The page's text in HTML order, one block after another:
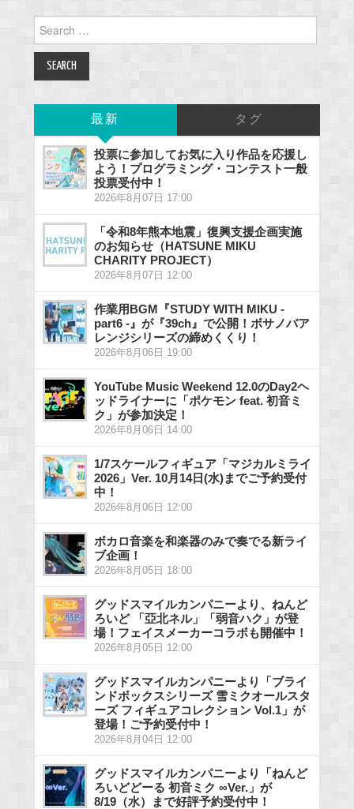
for:
最新 タグ
投票に参加してお気に入り作品を応援し
よう！プログラミング・コンテスト一般
投票受付中！
2026年8月07日 17:00
「令和8年熊本地震」復興支援企画実施
のお知らせ（HATSUNE MIKU
CHARITY PROJECT）
2026年8月07日 12:00
作業用BGM『STUDY WITH MIKU -
part6 -』が『39ch』で公開！ボサノバア
レンジシリーズの締めくくり！
2026年8月06日 19:00
YouTube Music Weekend 12.0のDay2ヘ
ッドライナーに「ポケモン feat. 初音ミ
ク」が参加決定！
2026年8月06日 14:00
1/7スケールフィギュア「マジカルミライ
2026」Ver. 10月14日(水)までご予約受付
中！
2026年8月06日 12:00
ボカロ音楽を和楽器のみで奏でる新ライ
ブ企画！
2026年8月05日 18:00
グッドスマイルカンパニーより、ねんど
ろいど 「亞北ネル」「弱音ハク」が登
場！フェイスメーカーコラボも開催中！
2026年8月05日 12:00
グッドスマイルカンパニーより「ブライ
ンドボックスシリーズ 雪ミクオールスタ
ーズ フィギュアコレクション Vol.1」が
登場！ご予約受付中！
2026年8月04日 12:00
グッドスマイルカンパニーより「ねんど
ろいどどーる 初音ミク ∞Ver.」が
8/19（水）まで好評予約受付中！